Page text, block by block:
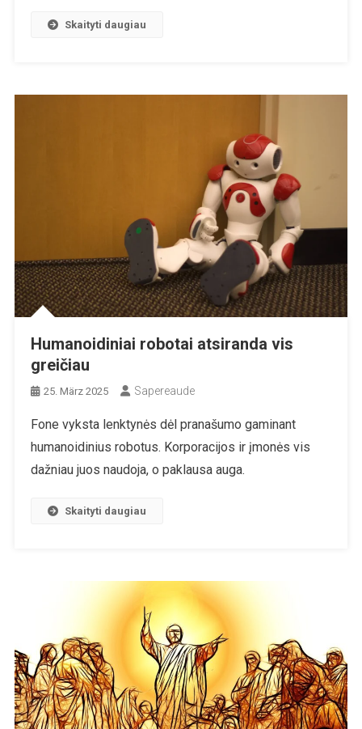
Skaityti daugiau
Humanoidiniai robotai atsiranda vis
greičiau
25. März 2025 Sapereaude
Fone vyksta lenktynės dėl pranašumo gaminant
humanoidinius robotus. Korporacijos ir įmonės vis
dažniau juos naudoja, o paklausa auga.
Skaityti daugiau